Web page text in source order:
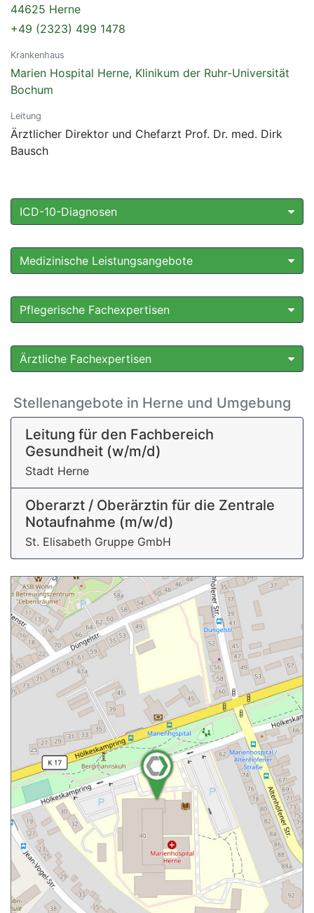
44625 Herne
+49 (2323) 499 1478
Krankenhaus
Marien Hospital Herne, Klinikum der Ruhr-Universität
Bochum
Leitung
Ärztlicher Direktor und Chefarzt Prof. Dr. med. Dirk
Bausch
ICD-10-Diagnosen
Medizinische Leistungsangebote
Pflegerische Fachexpertisen
Ärztliche Fachexpertisen
Stellenangebote in Herne und Umgebung
Leitung für den Fachbereich
Gesundheit (w/m/d)
Stadt Herne
Oberarzt / Oberärztin für die Zentrale
Notaufnahme (m/w/d)
St. Elisabeth Gruppe GmbH